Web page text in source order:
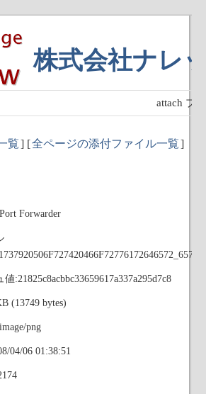
株式会社ナレ
attach プ
覧] [全ページの添付ファイル一覧]
Forwarder
:21825c8acbbc33659617a337a295d7c8
(13749 bytes)
png
04/06 01:38:51